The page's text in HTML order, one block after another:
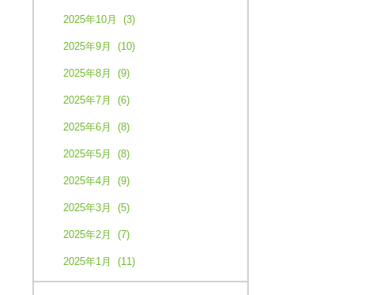
2025年10月 (3)
2025年9月 (10)
2025年8月 (9)
2025年7月 (6)
2025年6月 (8)
2025年5月 (8)
2025年4月 (9)
2025年3月 (5)
2025年2月 (7)
2025年1月 (11)